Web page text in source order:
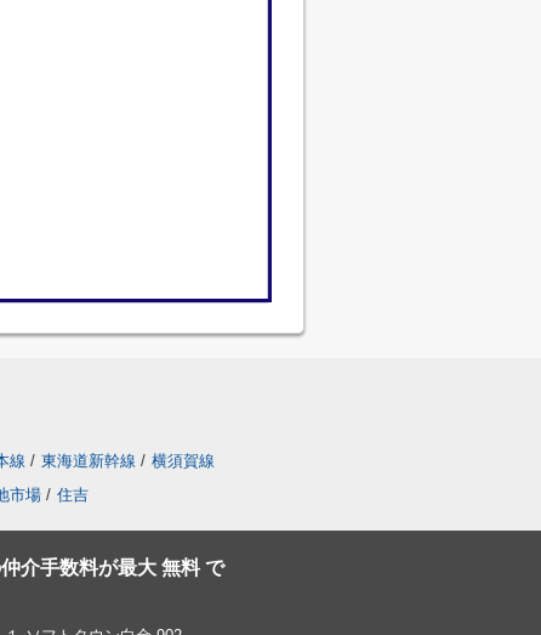
線 / 東海道新幹線 / 横須賀線
市場 / 住吉
介手数料が最大 無料 で